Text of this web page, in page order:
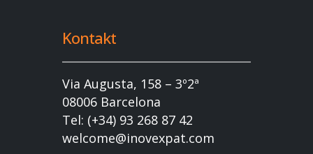
Kontakt
Via Augusta, 158 – 3º2ª
08006 Barcelona
Tel: (+34) 93 268 87 42
welcome@inovexpat.com